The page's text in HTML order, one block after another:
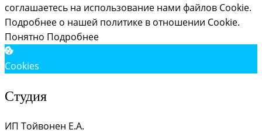
соглашаетесь на использование нами файлов Cookie.
Подробнее о нашей политике в отношении Cookie.
Понятно Подробнее
Cookies
Студия
ИП Тойвонен Е.А.